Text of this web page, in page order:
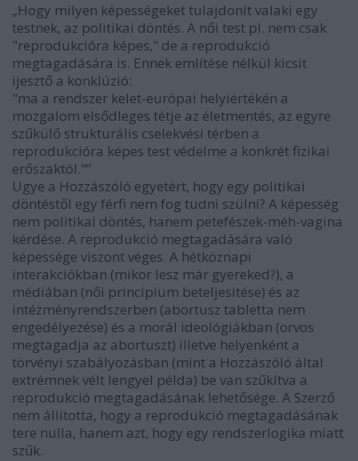
„Hogy milyen képességeket tulajdonít valaki egy
testnek, az politikai döntés. A női test pl. nem csak
"reprodukcióra képes," de a reprodukció
megtagadására is. Ennek említése nélkül kicsit
ijesztő a konklúzió:
"ma a rendszer kelet-európai helyiértékén a
mozgalom elsődleges tétje az életmentés, az egyre
szűkülő strukturális cselekvési térben a
reprodukcióra képes test védelme a konkrét fizikai
erőszaktól."”
Ugye a Hozzászóló egyetért, hogy egy politikai
döntéstől egy férfi nem fog tudni szülni? A képesség
nem politikai döntés, hanem petefészek-méh-vagina
kérdése. A reprodukció megtagadására való
képessége viszont véges. A hétköznapi
interakciókban (mikor lesz már gyereked?), a
médiában (női princípium beteljesítése) és az
intézményrendszerben (abortusz tabletta nem
engedélyezése) és a morál ideológiákban (orvos
megtagadja az abortuszt) illetve helyenként a
törvényi szabályozásban (mint a Hozzászóló által
extrémnek vélt lengyel példa) be van szűkítva a
reprodukció megtagadásának lehetősége. A Szerző
nem állította, hogy a reprodukció megtagadásának
tere nulla, hanem azt, hogy egy rendszerlogika miatt
szűk.